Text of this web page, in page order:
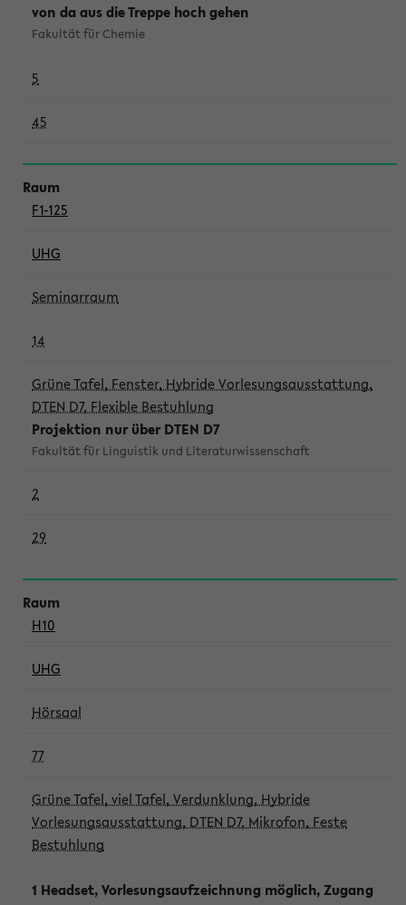
von da aus die Treppe hoch gehen
Fakultät für Chemie
5
45
F1-125
UHG
Seminarraum
14
Grüne Tafel, Fenster, Hybride Vorlesungsausstattung,
DTEN D7, Flexible Bestuhlung
Projektion nur über DTEN D7
Fakultät für Linguistik und Literaturwissenschaft
2
29
H10
UHG
Hörsaal
77
Grüne Tafel, viel Tafel, Verdunklung, Hybride
Vorlesungsausstattung, DTEN D7, Mikrofon, Feste
Bestuhlung
1 Headset, Vorlesungsaufzeichnung möglich, Zugang